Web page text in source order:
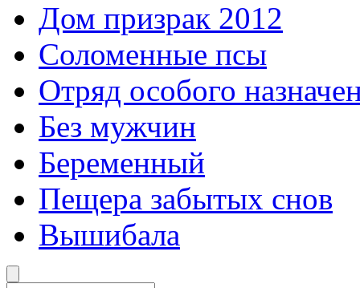
Дом призрак 2012
Соломенные псы
Отряд особого
Без мужчин
Беременный
Пещера забытых снов
Вышибала